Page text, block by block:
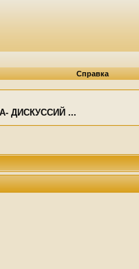
Справка
ДИСКУССИЙ ...